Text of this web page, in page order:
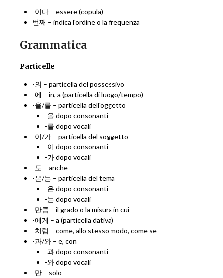
-이다 – essere (copula)
번째 – indica l'ordine o la frequenza
Grammatica
Particelle
-의 – particella del possessivo
-에 – in, a (particella di luogo/tempo)
-을/를 – particella dell'oggetto
-을 dopo consonanti
-를 dopo vocali
-이/가 – particella del soggetto
-이 dopo consonanti
-가 dopo vocali
-도 – anche
-은/는 – particella del tema
-은 dopo consonanti
-는 dopo vocali
-만큼 – il grado o la misura in cui
-에게 – a (particella dativa)
-처럼 – come, allo stesso modo, come se
-과/와 – e, con
-과 dopo consonanti
-와 dopo vocali
-만 – solo